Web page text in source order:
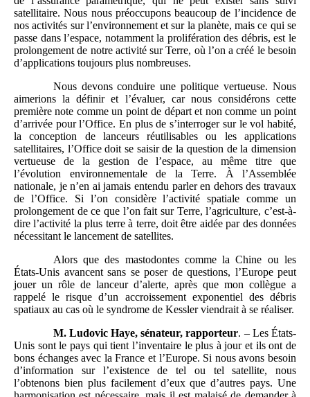
satellitaire. Nous nous préoccupons beaucoup de l’incidence de
nos activités sur l’environnement et sur la planète, mais ce qui se
passe dans l’espace, notamment la prolifération des débris, est le
prolongement de notre activité sur Terre, où l’on a créé le besoin
d’applications toujours plus nombreuses.
Nous devons conduire une politique vertueuse. Nous
aimerions la définir et l’évaluer, car nous considérons cette
première note comme un point de départ et non comme un point
d’arrivée pour l’Office. En plus de s’interroger sur le vol habité,
la conception de lanceurs réutilisables ou les applications
satellitaires, l’Office doit se saisir de la question de la dimension
vertueuse de la gestion de l’espace, au même titre que
l’évolution environnementale de la Terre. À l’Assemblée
nationale, je n’en ai jamais entendu parler en dehors des travaux
de l’Office. Si l’on considère l’activité spatiale comme un
prolongement de ce que l’on fait sur Terre, l’agriculture, c’est-à-
dire l’activité la plus terre à terre, doit être aidée par des données
nécessitant le lancement de satellites.
Alors que des mastodontes comme la Chine ou les
États-Unis avancent sans se poser de questions, l’Europe peut
jouer un rôle de lanceur d’alerte, après que mon collègue a
rappelé le risque d’un accroissement exponentiel des débris
spatiaux au cas où le syndrome de Kessler viendrait à se réaliser.
M. Ludovic Haye, sénateur, rapporteur. – Les États-
Unis sont le pays qui tient l’inventaire le plus à jour et ils ont de
bons échanges avec la France et l’Europe. Si nous avons besoin
d’information sur l’existence de tel ou tel satellite, nous
l’obtenons bien plus facilement d’eux que d’autres pays. Une